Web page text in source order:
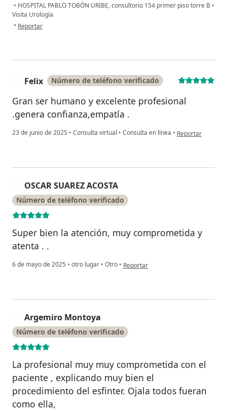
• HOSPITAL PABLO TOBÓN URIBE, consultorio 154 primer piso torre B •
Visita Urología
• en opinión del usuario Mauro
Reportar
Felix Número de teléfono verificado
Gran ser humano y excelente profesional
.genera confianza,empatía .
23 de junio de 2025 • Consulta virtual • Consulta en línea • en opinión del
Reportar
OSCAR SUAREZ ACOSTA
Número de teléfono verificado
Super bien la atención, muy comprometida y
atenta . .
6 de mayo de 2025 • otro lugar • Otro • en opinión del usuario OSCAR
Reportar
Argemiro Montoya
Número de teléfono verificado
La profesional muy muy comprometida con el
paciente , explicando muy bien el
procedimiento del esfinter. Ojala todos fueran
como ella,